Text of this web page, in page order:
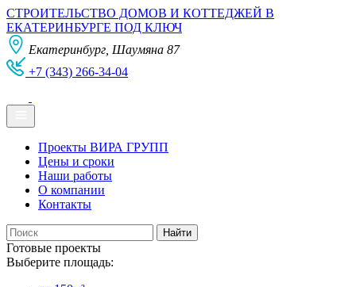
СТРОИТЕЛЬСТВО ДОМОВ И КОТТЕДЖЕЙ В
ЕКАТЕРИНБУРГЕ ПОД КЛЮЧ
Екатеринбург, Шаумяна 87
+7 (343) 266-34-04
Проекты ВИРА ГРУПП
Цены и сроки
Наши работы
О компании
Контакты
Готовые проекты
Выберите площадь: